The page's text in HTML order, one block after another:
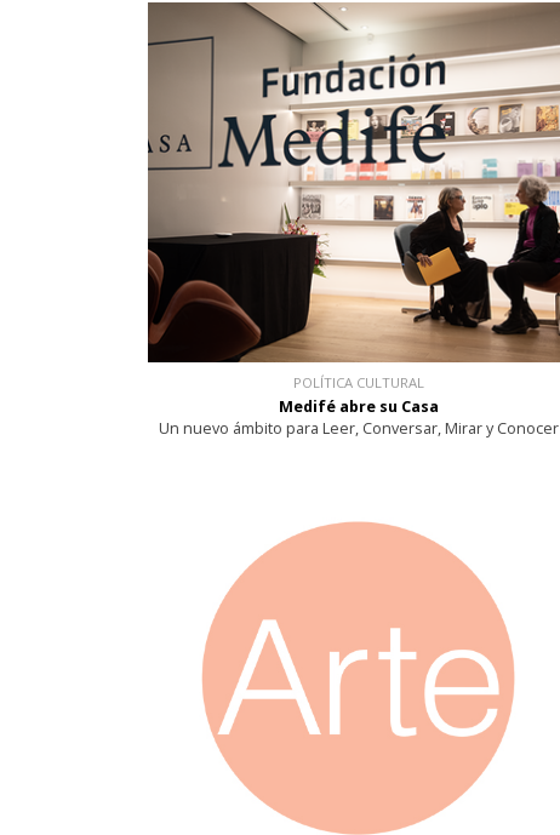
POLÍTICA CULTURAL
Medifé abre su Casa
Un nuevo ámbito para Leer, Conversar, Mirar y Conocer